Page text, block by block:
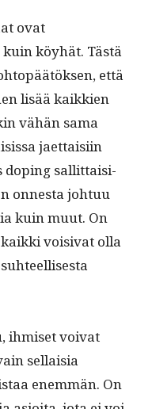
ovat
köy­hät. Tästä
että
lisää kaikkien
vähän sama
jaet­taisi­in
dop­ing sal­lit­taisi­
onnes­ta johtuu
kuin muut. On
voisi­vat olla
ihmiset voivat
sel­l­aisia
enem­män. On